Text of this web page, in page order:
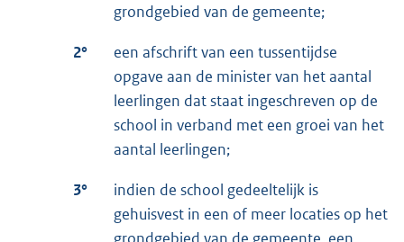
grondgebied van de gemeente;
2°
een afschrift van een tussentijdse
opgave aan de minister van het aantal
leerlingen dat staat ingeschreven op de
school in verband met een groei van het
aantal leerlingen;
3°
indien de school gedeeltelijk is
gehuisvest in een of meer locaties op het